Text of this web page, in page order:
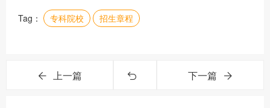
Tag： 专科院校 招生章程
上一篇 下一篇